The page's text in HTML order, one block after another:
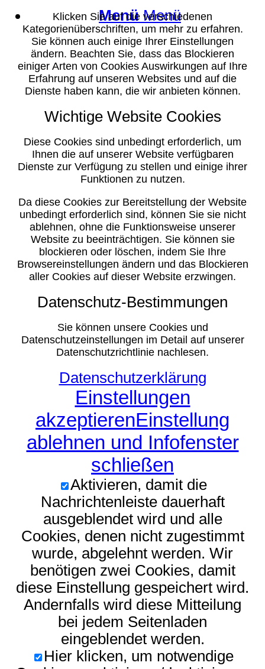
Menü Menü
Klicken Sie auf die verschiedenen
Kategorienüberschriften, um mehr zu erfahren.
Sie können auch einige Ihrer Einstellungen
ändern. Beachten Sie, dass das Blockieren
einiger Arten von Cookies Auswirkungen auf Ihre
Erfahrung auf unseren Websites und auf die
Dienste haben kann, die wir anbieten können.
Wichtige Website Cookies
Diese Cookies sind unbedingt erforderlich, um
Ihnen die auf unserer Website verfügbaren
Dienste zur Verfügung zu stellen und einige ihrer
Funktionen zu nutzen.
Da diese Cookies zur Bereitstellung der Website
unbedingt erforderlich sind, können Sie sie nicht
ablehnen, ohne die Funktionsweise unserer
Website zu beeinträchtigen. Sie können sie
blockieren oder löschen, indem Sie Ihre
Browsereinstellungen ändern und das Blockieren
aller Cookies auf dieser Website erzwingen.
Datenschutz-Bestimmungen
Sie können unsere Cookies und
Datenschutzeinstellungen im Detail auf unserer
Datenschutzrichtlinie nachlesen.
Datenschutzerklärung
Einstellungen
akzeptierenEinstellung
ablehnen und Infofenster
schließen
Aktivieren, damit die
Nachrichtenleiste dauerhaft
ausgeblendet wird und alle
Cookies, denen nicht zugestimmt
wurde, abgelehnt werden. Wir
benötigen zwei Cookies, damit
diese Einstellung gespeichert wird.
Andernfalls wird diese Mitteilung
bei jedem Seitenladen
eingeblendet werden.
Hier klicken, um notwendige